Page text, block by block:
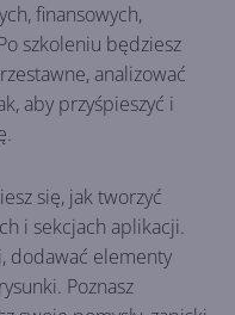
finansowych,
szkoleniu będziesz
analizować
aby przyśpieszyć i
się, jak tworzyć
i sekcjach aplikacji.
dodawać elementy
Poznasz